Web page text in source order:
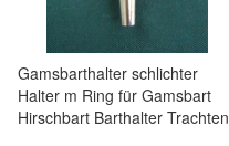
Gamsbarthalter schlichter
Halter m Ring für Gamsbart
Hirschbart Barthalter Trachten